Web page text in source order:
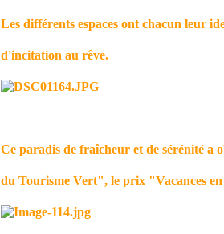
Les différents espaces ont chacun leur
d'incitation au rêve.
Ce paradis de fraîcheur et de sérénité a
du Tourisme Vert", le prix "Vacances